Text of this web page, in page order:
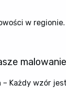
w regionie.
– Każdy wzór